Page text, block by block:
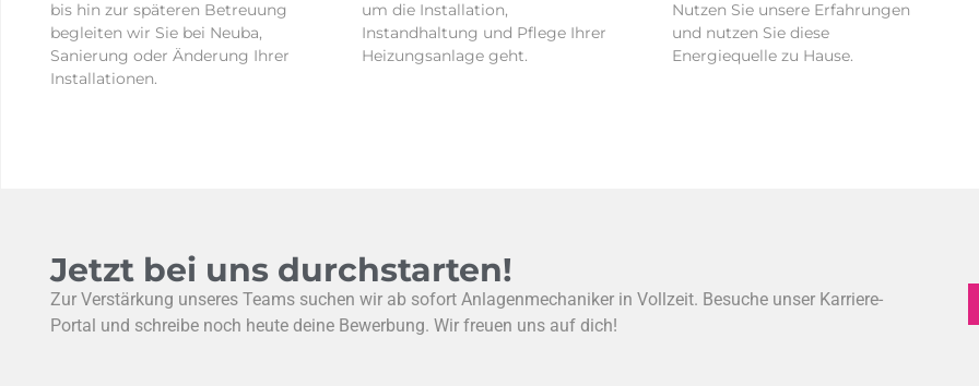
faszinieren!
bis hin zur späteren Betreuung
begleiten wir Sie bei Neuba,
Sanierung oder Änderung Ihrer
Installationen.
um die Installation,
Instandhaltung und Pflege Ihrer
Heizungsanlage geht.
Nutzen Sie unsere Erfahrungen
und nutzen Sie diese
Energiequelle zu Hause.
Jetzt bei uns durchstarten!
Zur Verstärkung unseres Teams suchen wir ab sofort Anlagenmechaniker in Vollzeit. Besuche unser Karriere-
Portal und schreibe noch heute deine Bewerbung. Wir freuen uns auf dich!